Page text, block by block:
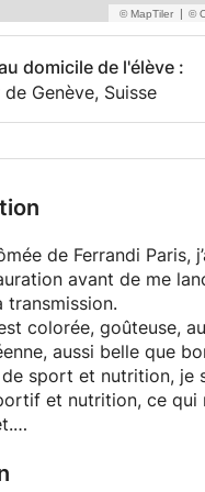
|
domicile de l'élève :
Genève, Suisse
de Ferrandi Paris,
avant de me
transmission.
colorée, goûteuse,
aussi belle que
de sport et nutrition, je
et nutrition, ce qui
astuce du quotidien,
;)